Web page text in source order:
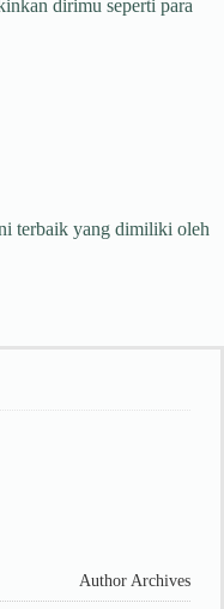
dirimu seperti para
terbaik yang dimiliki oleh
Author Archives